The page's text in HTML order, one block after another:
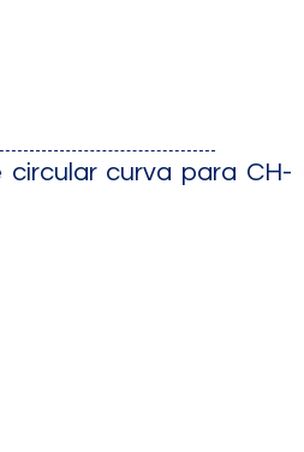
circular curva para CH-